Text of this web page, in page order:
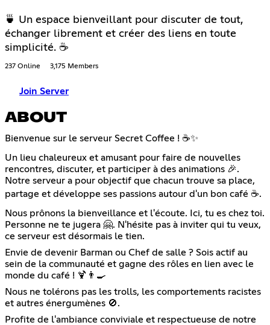
🍵 Un espace bienveillant pour discuter de tout,
échanger librement et créer des liens en toute
simplicité. ☕
237 Online 3,175 Members
Join Server
ABOUT
Bienvenue sur le serveur Secret Coffee ! ☕✨
Un lieu chaleureux et amusant pour faire de nouvelles
rencontres, discuter, et participer à des animations 🎉.
Notre serveur a pour objectif que chacun trouve sa place,
partage et développe ses passions autour d'un bon café ☕️.
Nous prônons la bienveillance et l'écoute. Ici, tu es chez toi.
Personne ne te jugera 🤗. N'hésite pas à inviter qui tu veux,
ce serveur est désormais le tien.
Envie de devenir Barman ou Chef de salle ? Sois actif au
sein de la communauté et gagne des rôles en lien avec le
monde du café ! 🍹👨‍🍳
Nous ne tolérons pas les trolls, les comportements racistes
et autres énergumènes 🚫.
Profite de l'ambiance conviviale et respectueuse de notre